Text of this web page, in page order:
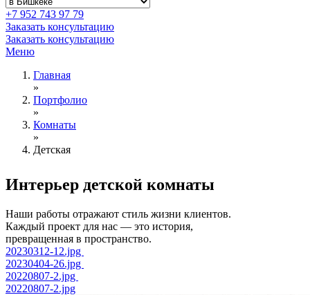
+7 952 743 97 79
Заказать консультацию
Заказать консультацию
Меню
Главная
»
Портфолио
»
Комнаты
»
Детская
Интерьер детской комнаты
Наши работы отражают стиль жизни клиентов.
Каждый проект для нас — это история,
превращенная в пространство.
20230312-12.jpg
20230404-26.jpg
20220807-2.jpg
20220807-2.jpg